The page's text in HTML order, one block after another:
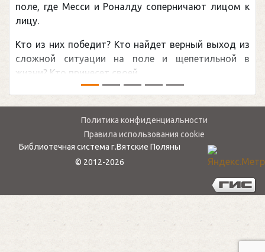
поле, где Месси и Роналду соперничают лицом к
лицу.
Кто из них победит? Кто найдет верный выход из
сложной ситуации на поле и щепетильной в
жизни? Кто принесет своей ...
Политика конфиденциальности
Правила использования cookie
Библиотечная система г.Вятские Поляны
© 2012-2026